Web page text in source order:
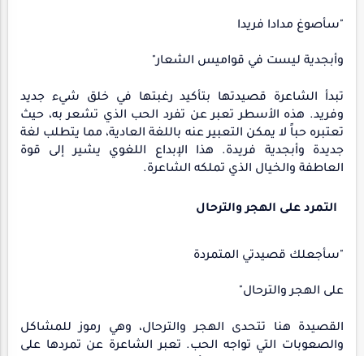
"سأصوغ مدادا فريدا
وأبجدية ليست في قواميس الشعار"
تبدأ الشاعرة قصيدتها بتأكيد رغبتها في خلق شيء جديد
وفريد. هذه الأسطر تعبر عن تفرد الحب الذي تشعر به، حيث
تعتبره حباً لا يمكن التعبير عنه باللغة العادية، مما يتطلب لغة
جديدة وأبجدية فريدة. هذا الإبداع اللغوي يشير إلى قوة
العاطفة والخيال الذي تملكه الشاعرة.
التمرد على الهجر والترحال
"سأجعلك قصيدتي المتمردة
على الهجر والترحال"
القصيدة هنا تتحدى الهجر والترحال، وهي رموز للمشاكل
والصعوبات التي تواجه الحب. تعبر الشاعرة عن تمردها على